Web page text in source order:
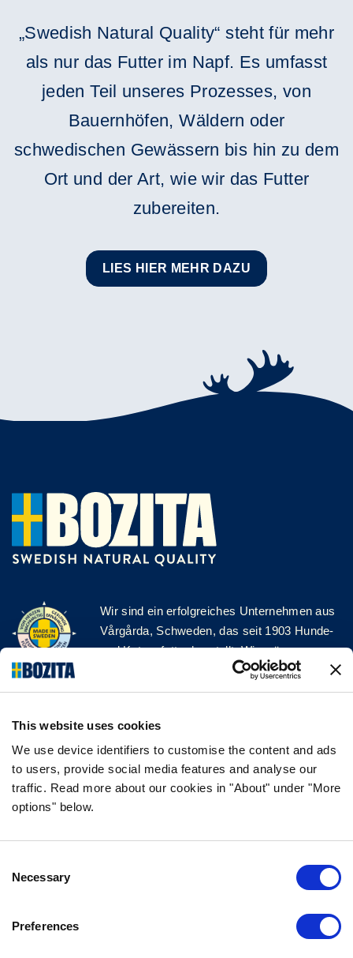
This website uses cookies
We use device identifiers to customise the content and ads
to users, provide social media features and analyse our
traffic. Read more about our cookies in "About" under "More
options" below.
Selection
Necessary
Preferences
„Swedish Natural Quality“ steht für mehr
als nur das Futter im Napf. Es umfasst
jeden Teil unseres Prozesses, von
Bauernhöfen, Wäldern oder
schwedischen Gewässern bis hin zu dem
Ort und der Art, wie wir das Futter
zubereiten.
LIES HIER MEHR DAZU
Wir sind ein erfolgreiches Unternehmen aus
Vårgårda, Schweden, das seit 1903 Hunde-
und Katzenfutter herstellt. Wir mögen es
natürlich und einfach. Wir stellen unser
Hunde- und Katzenfutter aus hochwertigen
FOLGE UNS AUF SOCIAL MEDIA
FAQ